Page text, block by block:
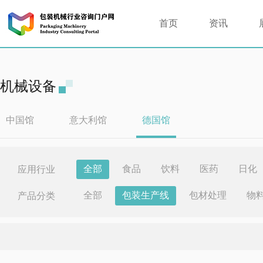
首页 资讯
机械设备
中国馆 意大利馆 德国馆
应用行业 全部 食品 饮料 医药 日化
产品分类 全部 包装生产线 包材处理 物